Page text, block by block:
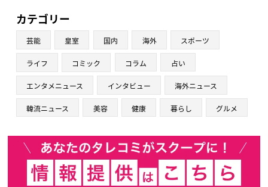
カテゴリー
芸能 皇室 国内 海外 スポーツ
ライフ コミック コラム 占い
エンタメニュース インタビュー 海外ニュース
韓流ニュース 美容 健康 暮らし グルメ